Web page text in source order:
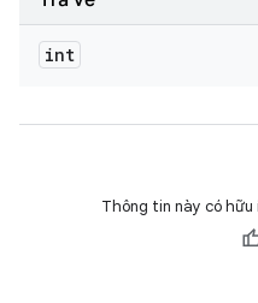
int
Thông tin này có hữu